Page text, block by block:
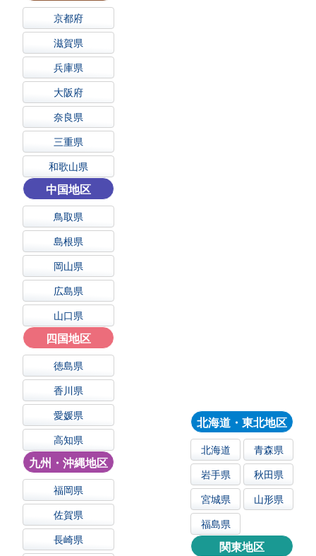
北海道・東北地区
北海道
青森県
岩手県
秋田県
宮城県
山形県
福島県
関東地区
京都府
滋賀県
兵庫県
大阪府
奈良県
三重県
和歌山県
中国地区
鳥取県
島根県
岡山県
広島県
山口県
四国地区
徳島県
香川県
愛媛県
高知県
九州・沖縄地区
福岡県
佐賀県
長崎県